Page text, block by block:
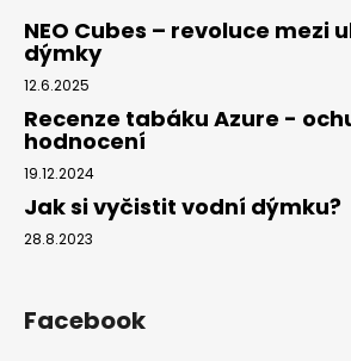
NEO Cubes – revoluce mezi
dýmky
12.6.2025
Recenze tabáku Azure -
hodnocení
19.12.2024
Jak si vyčistit vodní dýmku?
28.8.2023
Facebook